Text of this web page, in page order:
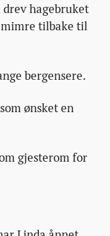
hagebruket
tilbake til
bergensere.
ønsket en
gjesterom for